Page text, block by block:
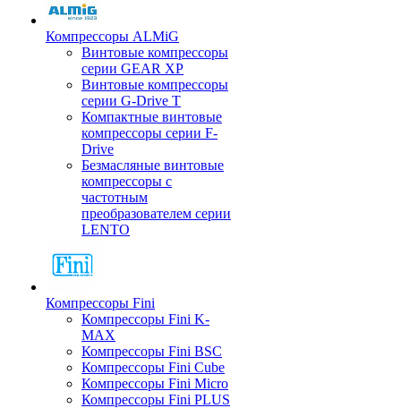
Компрессоры ALMiG
Винтовые компрессоры
серии GEAR XP
Винтовые компрессоры
серии G-Drive T
Компактные винтовые
компрессоры серии F-
Drive
Безмасляные винтовые
компрессоры с
частотным
преобразователем серии
LENTO
Компрессоры Fini
Компрессоры Fini K-
MAX
Компрессоры Fini BSC
Компрессоры Fini Cube
Компрессоры Fini Micro
Компрессоры Fini PLUS